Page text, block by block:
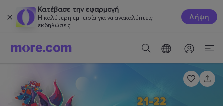
Κατέβασε την εφαρμογή
Η καλύτερη εμπειρία για να ανακαλύπτεις
εκδηλώσεις.
Λήψη